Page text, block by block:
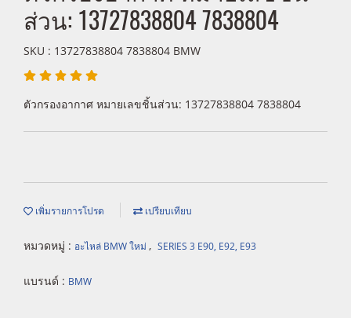
ส่วน: 13727838804 7838804
SKU : 13727838804 7838804 BMW
ตัวกรองอากาศ หมายเลขชิ้นส่วน: 13727838804 7838804
เพิ่มรายการโปรด เปรียบเทียบ
หมวดหมู่ : อะไหล่ BMW ใหม่ , SERIES 3 E90, E92, E93
แบรนด์ : BMW